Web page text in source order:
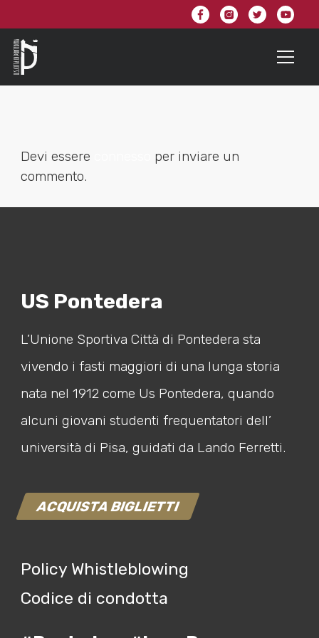
Devi essere
per inviare un
commento.
US Pontedera
L’Unione Sportiva Città di Pontedera sta
vivendo i fasti maggiori di una lunga storia
nata nel 1912 come Us Pontedera, quando
alcuni giovani studenti frequentatori dell’
università di Pisa, guidati da Lando Ferretti.
ACQUISTA BIGLIETTI
Policy Whistleblowing
Codice di condotta